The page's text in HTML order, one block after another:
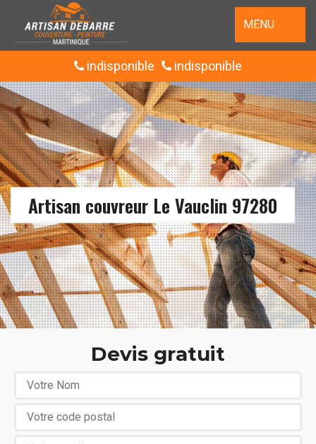
MENU
indisponible indisponible
Artisan couvreur Le Vauclin 97280
Devis gratuit